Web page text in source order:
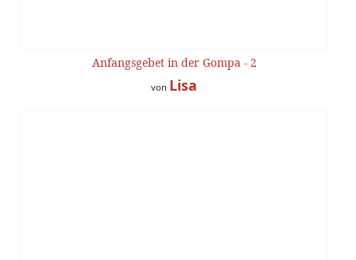
Anfangsgebet in der Gompa - 2
von Lisa